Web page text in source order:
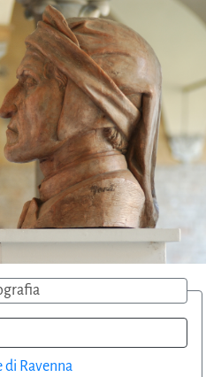
di Ravenna